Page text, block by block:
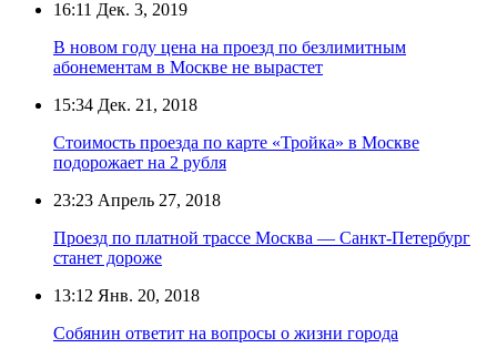
16:11 Дек. 3, 2019
В новом году цена на проезд по безлимитным
абонементам в Москве не вырастет
15:34 Дек. 21, 2018
Стоимость проезда по карте «Тройка» в Москве
подорожает на 2 рубля
23:23 Апрель 27, 2018
Проезд по платной трассе Москва — Санкт-Петербург
станет дороже
13:12 Янв. 20, 2018
Собянин ответит на вопросы о жизни города